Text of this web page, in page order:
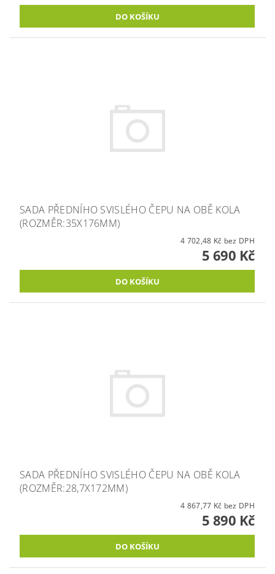
SADA PŘEDNÍHO SVISLÉHO ČEPU NA OBĚ KOLA
(ROZMĚR:35X176MM)
4 702,48 Kč bez DPH
5 690 Kč
SADA PŘEDNÍHO SVISLÉHO ČEPU NA OBĚ KOLA
(ROZMĚR:28,7X172MM)
4 867,77 Kč bez DPH
5 890 Kč